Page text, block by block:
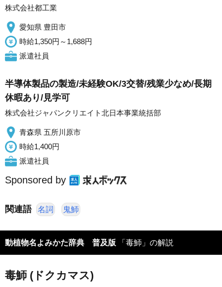
株式会社都工業
愛知県 豊田市
時給1,350円～1,688円
派遣社員
半導体製品の製造/未経験OK/3交替/残業少なめ/長期
休暇あり/見学可
株式会社ジャパンクリエイト北日本事業統括部
青森県 五所川原市
時給1,400円
派遣社員
Sponsored by
関連語 名詞 鬼魳
動植物名よみかた辞典 普及版 「毒魳」の解説
毒魳 (ドクカマス)